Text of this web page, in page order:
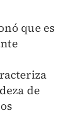
que es
de